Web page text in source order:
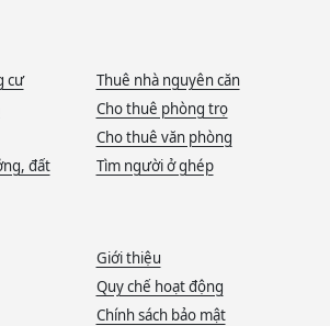
cư
Thuê nhà nguyên căn
Cho thuê phòng trọ
Cho thuê văn phòng
đất
Tìm người ở ghép
Giới thiệu
Quy chế hoạt động
Chính sách bảo mật